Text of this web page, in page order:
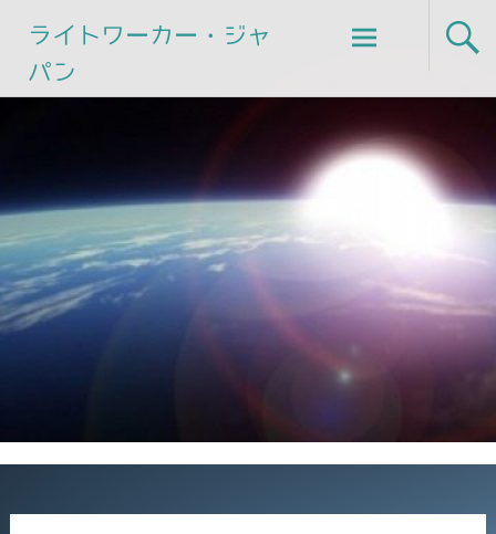
ライトワーカー・ジャ
パン
Skip
to